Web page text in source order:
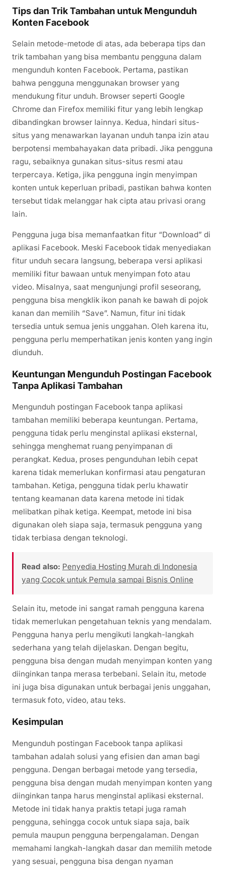
Tips dan Trik Tambahan untuk Mengunduh
Konten Facebook
Selain metode-metode di atas, ada beberapa tips dan
trik tambahan yang bisa membantu pengguna dalam
mengunduh konten Facebook. Pertama, pastikan
bahwa pengguna menggunakan browser yang
mendukung fitur unduh. Browser seperti Google
Chrome dan Firefox memiliki fitur yang lebih lengkap
dibandingkan browser lainnya. Kedua, hindari situs-
situs yang menawarkan layanan unduh tanpa izin atau
berpotensi membahayakan data pribadi. Jika pengguna
ragu, sebaiknya gunakan situs-situs resmi atau
terpercaya. Ketiga, jika pengguna ingin menyimpan
konten untuk keperluan pribadi, pastikan bahwa konten
tersebut tidak melanggar hak cipta atau privasi orang
lain.
Pengguna juga bisa memanfaatkan fitur “Download” di
aplikasi Facebook. Meski Facebook tidak menyediakan
fitur unduh secara langsung, beberapa versi aplikasi
memiliki fitur bawaan untuk menyimpan foto atau
video. Misalnya, saat mengunjungi profil seseorang,
pengguna bisa mengklik ikon panah ke bawah di pojok
kanan dan memilih “Save”. Namun, fitur ini tidak
tersedia untuk semua jenis unggahan. Oleh karena itu,
pengguna perlu memperhatikan jenis konten yang ingin
diunduh.
Keuntungan Mengunduh Postingan Facebook
Tanpa Aplikasi Tambahan
Mengunduh postingan Facebook tanpa aplikasi
tambahan memiliki beberapa keuntungan. Pertama,
pengguna tidak perlu menginstal aplikasi eksternal,
sehingga menghemat ruang penyimpanan di
perangkat. Kedua, proses pengunduhan lebih cepat
karena tidak memerlukan konfirmasi atau pengaturan
tambahan. Ketiga, pengguna tidak perlu khawatir
tentang keamanan data karena metode ini tidak
melibatkan pihak ketiga. Keempat, metode ini bisa
digunakan oleh siapa saja, termasuk pengguna yang
tidak terbiasa dengan teknologi.
Read also: Penyedia Hosting Murah di Indonesia
yang Cocok untuk Pemula sampai Bisnis Online
Selain itu, metode ini sangat ramah pengguna karena
tidak memerlukan pengetahuan teknis yang mendalam.
Pengguna hanya perlu mengikuti langkah-langkah
sederhana yang telah dijelaskan. Dengan begitu,
pengguna bisa dengan mudah menyimpan konten yang
diinginkan tanpa merasa terbebani. Selain itu, metode
ini juga bisa digunakan untuk berbagai jenis unggahan,
termasuk foto, video, atau teks.
Kesimpulan
Mengunduh postingan Facebook tanpa aplikasi
tambahan adalah solusi yang efisien dan aman bagi
pengguna. Dengan berbagai metode yang tersedia,
pengguna bisa dengan mudah menyimpan konten yang
diinginkan tanpa harus menginstal aplikasi eksternal.
Metode ini tidak hanya praktis tetapi juga ramah
pengguna, sehingga cocok untuk siapa saja, baik
pemula maupun pengguna berpengalaman. Dengan
memahami langkah-langkah dasar dan memilih metode
yang sesuai, pengguna bisa dengan nyaman